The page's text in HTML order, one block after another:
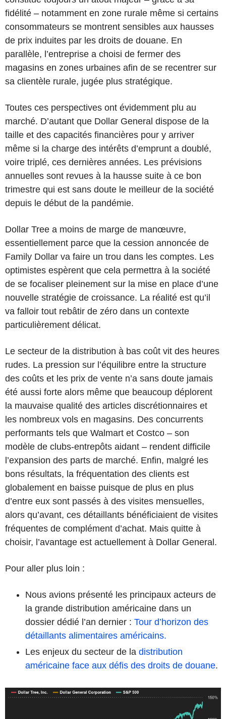
fidélité – notamment en zone rurale même si certains
consommateurs se montrent sensibles aux hausses
de prix induites par les droits de douane. En
parallèle, l’entreprise a choisi de fermer des
magasins en zones urbaines afin de se recentrer sur
sa clientèle rurale, jugée plus stratégique.
Toutes ces perspectives ont évidemment plu au
marché. D’autant que Dollar General dispose de la
taille et des capacités financières pour y arriver
même si la charge des intérêts d’emprunt a doublé,
voire triplé, ces dernières années. Les prévisions
annuelles sont revues à la hausse suite à ce bon
trimestre qui est sans doute le meilleur de la société
depuis le début de la pandémie.
Dollar Tree a moins de marge de manœuvre,
essentiellement parce que la cession annoncée de
Family Dollar va faire un trou dans les comptes. Les
optimistes espèrent que cela permettra à la société
de se focaliser pleinement sur la mise en place d’une
nouvelle stratégie de croissance. La réalité est qu’il
va falloir tout rebâtir de zéro dans un contexte
particulièrement délicat.
Le secteur de la distribution à bas coût vit des heures
rudes. La pression sur l’équilibre entre la structure
des coûts et les prix de vente n’a sans doute jamais
été aussi forte alors même que beaucoup déplorent
la mauvaise qualité des articles discrétionnaires et
les nombreux vols en magasins. Des concurrents
performants tels que Walmart et Costco – son
modèle de clubs-entrepôts aidant – rendent difficile
l’expansion des parts de marché. Enfin, malgré les
bons résultats, la fréquentation des clients est
globalement en baisse puisque de plus en plus
d’entre eux sont passés à des visites mensuelles,
alors qu’avant, ces détaillants bénéficiaient de visites
fréquentes de complément d’achat. Mais quitte à
choisir, l’avantage est actuellement à Dollar General.
Pour aller plus loin :
Nous avions présenté les principaux acteurs de
la grande distribution américaine dans un
dossier dédié l’an dernier : Tour d’horizon des
détaillants alimentaires américains.
Les enjeux du secteur de la distribution
américaine face aux défis des droits de douane.